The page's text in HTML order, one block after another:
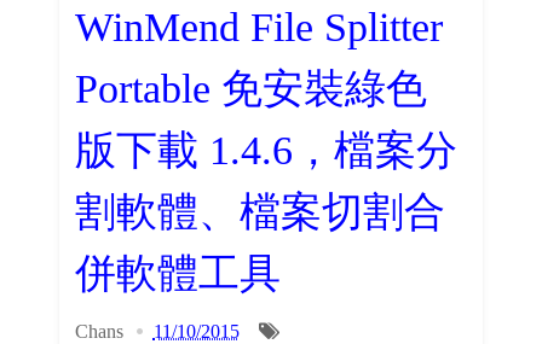
WinMend File Splitter
Portable 免安裝綠色
版下載 1.4.6，檔案分
割軟體、檔案切割合
併軟體工具
Chans
11/10/2015